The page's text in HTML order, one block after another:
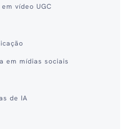
vídeo UGC
em mídias sociais
de IA